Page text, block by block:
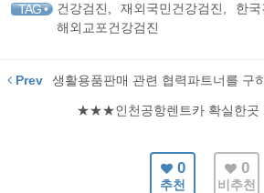
TAG • 건강검진 재외국민건강검진 한국
해외교포건강검진
Prev 생활용품판매 관련 협력파트너를 구
★★★인천공항렌트카 확실한
0
추천
0
비추천